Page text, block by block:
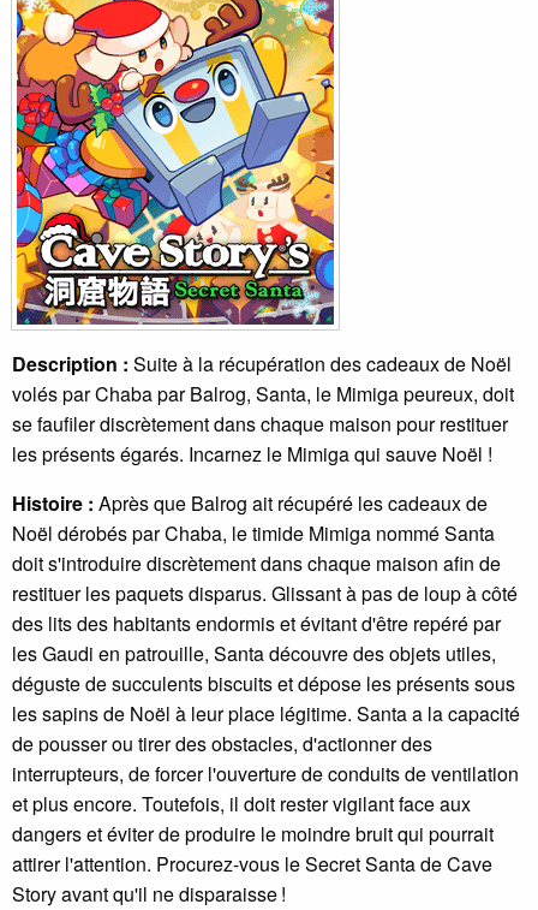
Description : Suite à la récupération des cadeaux de Noël
volés par Chaba par Balrog, Santa, le Mimiga peureux, doit
se faufiler discrètement dans chaque maison pour restituer
les présents égarés. Incarnez le Mimiga qui sauve Noël !
Histoire : Après que Balrog ait récupéré les cadeaux de
Noël dérobés par Chaba, le timide Mimiga nommé Santa
doit s'introduire discrètement dans chaque maison afin de
restituer les paquets disparus. Glissant à pas de loup à côté
des lits des habitants endormis et évitant d'être repéré par
les Gaudi en patrouille, Santa découvre des objets utiles,
déguste de succulents biscuits et dépose les présents sous
les sapins de Noël à leur place légitime. Santa a la capacité
de pousser ou tirer des obstacles, d'actionner des
interrupteurs, de forcer l'ouverture de conduits de ventilation
et plus encore. Toutefois, il doit rester vigilant face aux
dangers et éviter de produire le moindre bruit qui pourrait
attirer l'attention. Procurez-vous le Secret Santa de Cave
Story avant qu'il ne disparaisse !